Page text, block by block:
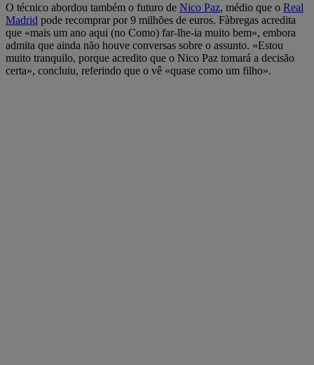
O técnico abordou também o futuro de Nico Paz, médio que o Real
Madrid pode recomprar por 9 milhões de euros. Fàbregas acredita
que «mais um ano aqui (no Como) far-lhe-ia muito bem», embora
admita que ainda não houve conversas sobre o assunto. «Estou
muito tranquilo, porque acredito que o Nico Paz tomará a decisão
certa», concluiu, referindo que o vê «quase como um filho».